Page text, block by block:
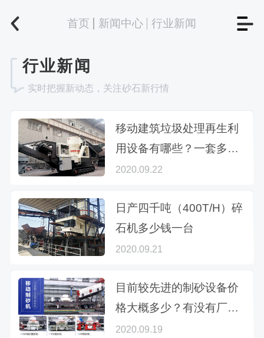
首页 新闻中心 行业新闻
行业新闻
实时把握新动态，关注砂石新行情
移动建筑垃圾处理再生利
用设备有哪些？一套多少
钱？
2020.09.22
日产四千吨（400T/H）碎
石机多少钱一台
2020.09.21
目前较先进的制砂设备价
格大概多少？有没有厂家
推荐？
2020.09.19